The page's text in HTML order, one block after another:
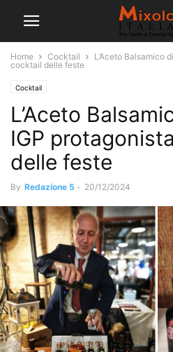
Home Cocktail
L’Aceto Balsamico
cocktail delle feste
Cocktail
L’Aceto
IGP
delle feste
By Redazione 5 - 20/12/2024